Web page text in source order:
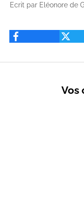
Ecrit par Eléonore de
Vos